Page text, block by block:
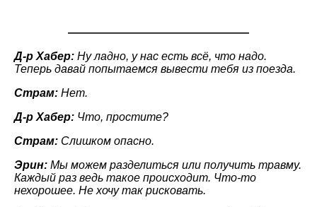
————————————————
Д-р Хабер: Ну ладно, у нас есть всё, что надо.
Теперь давай попытаемся вывести тебя из поезда.
Страм: Нет.
Д-р Хабер: Что, простите?
Страм: Слишком опасно.
Эрин: Мы можем разделиться или получить травму.
Каждый раз ведь такое происходит. Что-то
нехорошее. Не хочу так рисковать.